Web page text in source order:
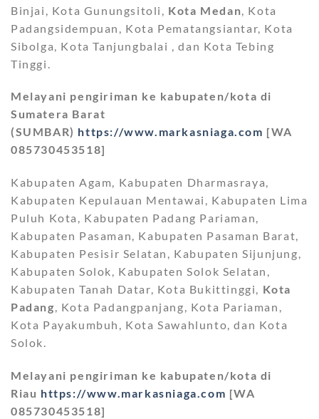
Binjai, Kota Gunungsitoli, Kota Medan , Kota
Padangsidempuan, Kota Pematangsiantar, Kota
Sibolga, Kota Tanjungbalai , dan Kota Tebing
Tinggi.
Melayani pengiriman ke kabupaten/kota di
Sumatera Barat
(SUMBAR) https://www.markasniaga.com [WA
085730453518]
Kabupaten Agam, Kabupaten Dharmasraya,
Kabupaten Kepulauan Mentawai, Kabupaten Lima
Puluh Kota, Kabupaten Padang Pariaman,
Kabupaten Pasaman, Kabupaten Pasaman Barat,
Kabupaten Pesisir Selatan, Kabupaten Sijunjung,
Kabupaten Solok, Kabupaten Solok Selatan,
Kabupaten Tanah Datar, Kota Bukittinggi, Kota
Padang, Kota Padangpanjang, Kota Pariaman,
Kota Payakumbuh, Kota Sawahlunto, dan Kota
Solok.
Melayani pengiriman ke kabupaten/kota di
Riau https://www.markasniaga.com [WA
085730453518]